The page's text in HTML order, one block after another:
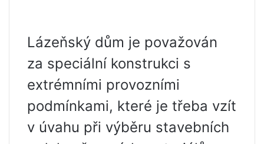
Lázeňský dům je považován
za speciální konstrukci s
extrémními provozními
podmínkami, které je třeba vzít
v úvahu při výběru stavebních